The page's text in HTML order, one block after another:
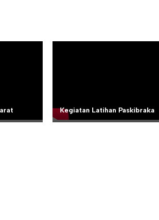
Kegiatan Latihan Paskibraka